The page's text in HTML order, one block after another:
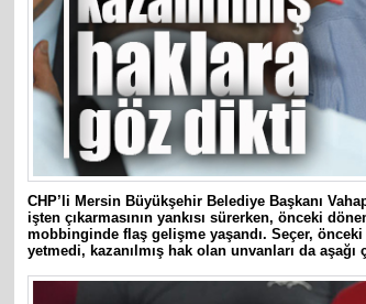
CHP’li Mersin Büyükşehir Belediye Başkanı
işten çıkarmasının yankısı sürerken, önceki
mobbinginde flaş gelişme yaşandı. Seçer,
yetmedi, kazanılmış hak olan unvanları da aşağı